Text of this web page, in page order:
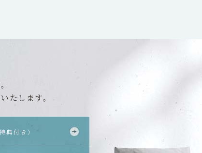
たします。
典付き）